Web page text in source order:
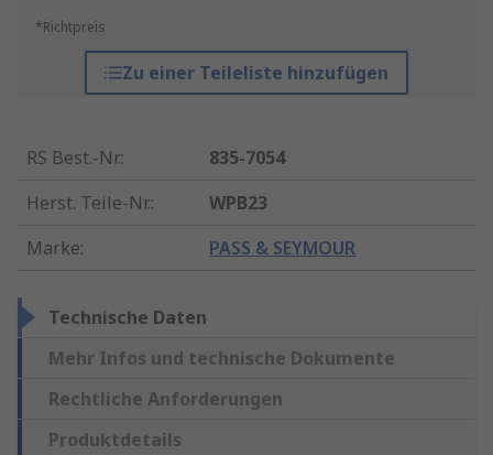
*Richtpreis
Zu einer Teileliste hinzufügen
RS Best.-Nr.:
835-7054
Herst. Teile-Nr.:
WPB23
Marke: PASS & SEYMOUR
Technische Daten
Mehr Infos und technische Dokumente
Rechtliche Anforderungen
Produktdetails